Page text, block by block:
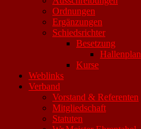
Ordnungen
Ergänzungen
Schiedsrichter
Besetzung
Hallenplan
Kurse
Weblinks
Verband
Vorstand & Referenten
Mitgliedschaft
Statuten